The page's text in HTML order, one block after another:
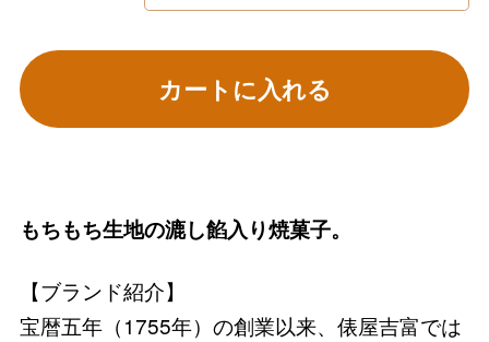
カートに入れる
もちもち生地の漉し餡入り焼菓子。
【ブランド紹介】
宝暦五年（1755年）の創業以来、俵屋吉富では